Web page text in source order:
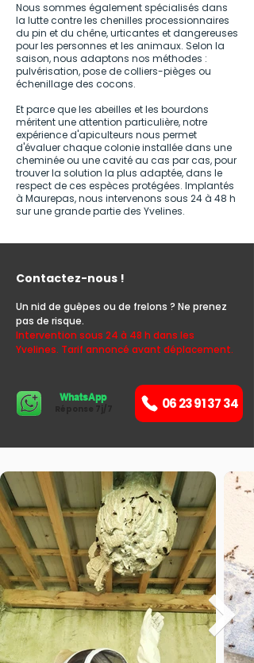
Nous sommes également spécialisés dans
la lutte contre les chenilles processionnaires
du pin et du chêne, urticantes et dangereuses
pour les personnes et les animaux. Selon la
saison, nous adaptons nos méthodes :
pulvérisation, pose de colliers-pièges ou
échenillage des cocons.
Et parce que les abeilles et les bourdons
méritent une attention particulière, notre
expérience d'apiculteurs nous permet
d'évaluer chaque colonie installée dans une
cheminée ou une cavité au cas par cas, pour
trouver la solution la plus adaptée, dans le
respect de ces espèces protégées. Implantés
à Maurepas, nous intervenons sous 24 à 48 h
sur une grande partie des Yvelines.
Contactez-nous !
Un nid de guêpes ou de frelons ? Ne prenez
pas de risque.
Intervention sous 24 à 48 h dans les
Yvelines. Tarif annoncé avant déplacement.
WhatsApp
06 23 91 37 34